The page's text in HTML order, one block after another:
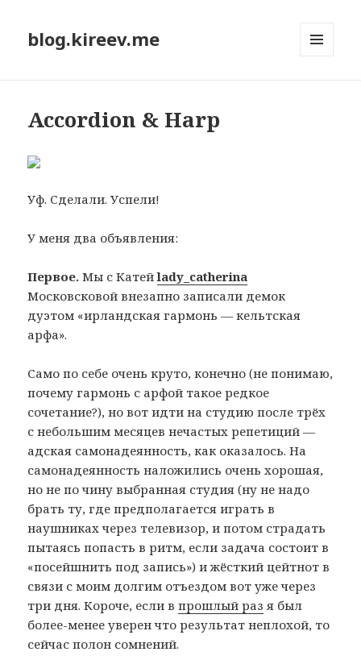
blog.kireev.me
Accordion & Harp
Уф. Сделали. Успели!
У меня два объявления:
Первое. Мы с Катейlady_catherina
Московсковой внезапно записали демок
дуэтом «ирландская гармонь — кельтская
арфа».
Само по себе очень круто, конечно (не понимаю,
почему гармонь с арфой такое редкое
сочетание?), но вот идти на студию после трёх
с небольшим месяцев нечастых репетиций —
адская самонадеянность, как оказалось. На
самонадеянность наложились очень хорошая,
но не по чину выбранная студия (ну не надо
брать ту, где предполагается играть в
наушниках через телевизор, и потом страдать
пытаясь попасть в ритм, если задача состоит в
«посейшнить под запись») и жёсткий цейтнот в
связи с моим долгим отъездом вот уже через
три дня. Короче, если впрошлый раз я был
более-менее уверен что результат неплохой, то
сейчас полон сомнений.